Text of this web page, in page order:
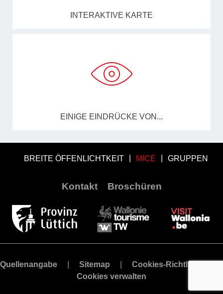
INTERAKTIVE KARTE
EINIGE EINDRÜCKE VON...
BREITE ÖFFENLICHTKEIT MICE GRUPPEN
Kontakt Broschüren
Quellenangabe Sitemap
Cookies-Richtlinie
Cookies verwalten